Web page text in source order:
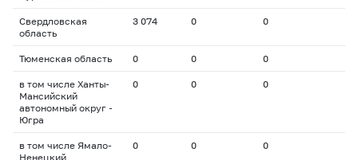
Свердловская
область
3 074 0 0
Тюменская область 0 0 0
в том числе Ханты-
Мансийский
автономный округ -
Югра
0 0 0
в том числе Ямало-
Ненецкий
0 0 0